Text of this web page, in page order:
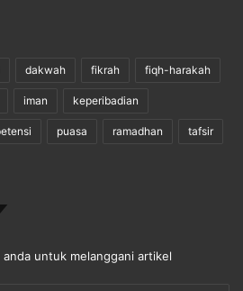
dakwah fikrah fiqh-harakah
iman keperibadian
puasa ramadhan tafsir
anda untuk melanggani artikel